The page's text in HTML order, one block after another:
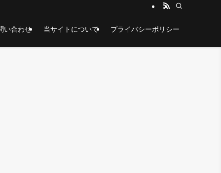
い合わせ 当サイトについて プライバシーポリシー